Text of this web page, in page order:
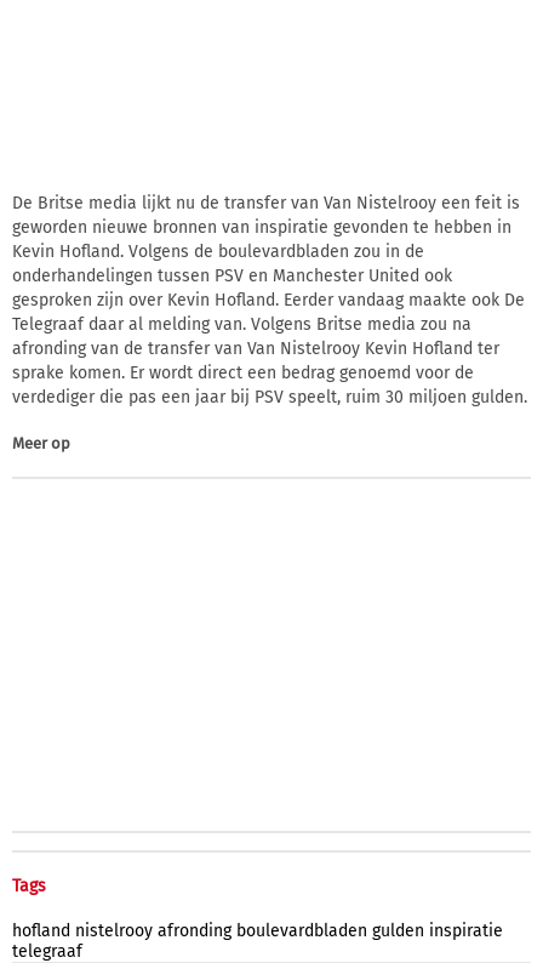
De Britse media lijkt nu de transfer van Van Nistelrooy een feit is
geworden nieuwe bronnen van inspiratie gevonden te hebben in
Kevin Hofland. Volgens de boulevardbladen zou in de
onderhandelingen tussen PSV en Manchester United ook
gesproken zijn over Kevin Hofland. Eerder vandaag maakte ook De
Telegraaf daar al melding van. Volgens Britse media zou na
afronding van de transfer van Van Nistelrooy Kevin Hofland ter
sprake komen. Er wordt direct een bedrag genoemd voor de
verdediger die pas een jaar bij PSV speelt, ruim 30 miljoen gulden.
Meer op
Tags
hofland nistelrooy afronding boulevardbladen gulden inspiratie
telegraaf